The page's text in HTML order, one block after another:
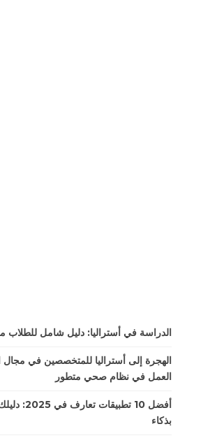
الدراسة في أستراليا: دليل شامل للطلاب
الهجرة إلى أستراليا للمتخصصين في
العمل في نظام صحي متطور
أفضل 10
بذكاء